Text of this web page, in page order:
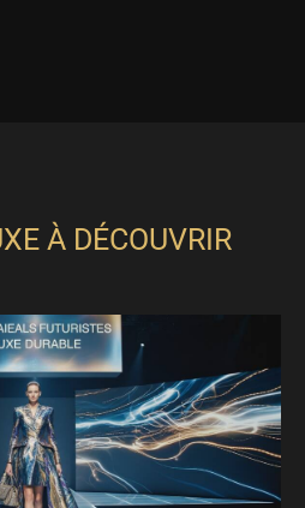
À DÉCOUVRIR